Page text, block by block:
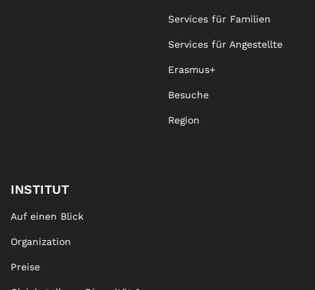
Services für Familien
Services für Angestellte
Erasmus+
Besuche
Region
INSTITUT
Auf einen Blick
Organization
Preise